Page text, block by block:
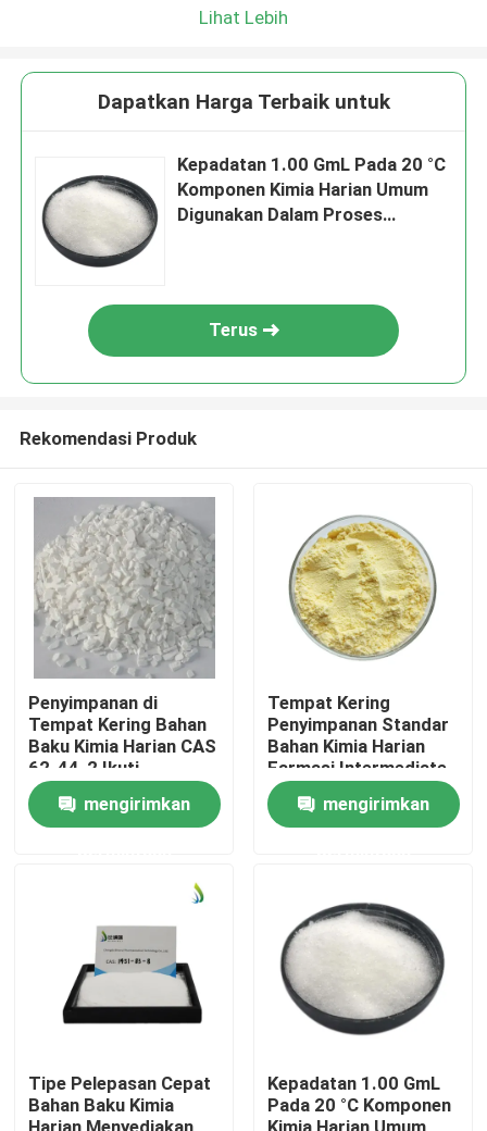
Rumah
Video
Lihat Lebih
Dapatkan Harga Terbaik untuk
Kepadatan 1.00 GmL Pada 20 °C
Komponen Kimia Harian Umum
Digunakan Dalam Proses
Terus
Rekomendasi Produk
Penyimpanan di
Tempat Kering Bahan
Baku Kimia Harian CAS
62-44-2 Ikuti
Prosedur Penanganan
Dosis yang
Direkomendasikan
mengirimkan
Tempat Kering
Penyimpanan Standar
Bahan Kimia Harian
Farmasi Intermediate
Grade Standar Ideal
untuk manufaktur dan
laboratorium
mengirimkan
Tipe Pelepasan Cepat
Bahan Baku Kimia
Kepadatan 1.00 GmL
Pada 20 °C Komponen